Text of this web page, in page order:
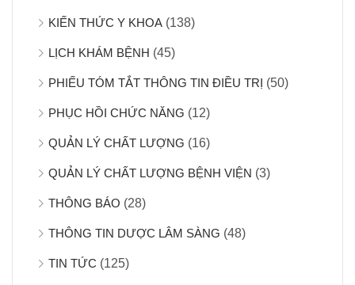
KIẾN THỨC Y KHOA (138)
LỊCH KHÁM BỆNH (45)
PHIẾU TÓM TẮT THÔNG TIN ĐIỀU TRỊ (50)
PHỤC HỒI CHỨC NĂNG (12)
QUẢN LÝ CHẤT LƯỢNG (16)
QUẢN LÝ CHẤT LƯỢNG BỆNH VIỆN (3)
THÔNG BÁO (28)
THÔNG TIN DƯỢC LÂM SÀNG (48)
TIN TỨC (125)